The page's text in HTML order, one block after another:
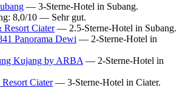
— 3-Sterne-Hotel in Subang.
8,0/10 — Sehr gut.
Ciater— 2.5-Sterne-Hotel in Subang.
Panorama Dewi — 2-Sterne-Hotel in
Kujang by ARBA — 2-Sterne-Hotel in
Ciater— 3-Sterne-Hotel in Ciater.